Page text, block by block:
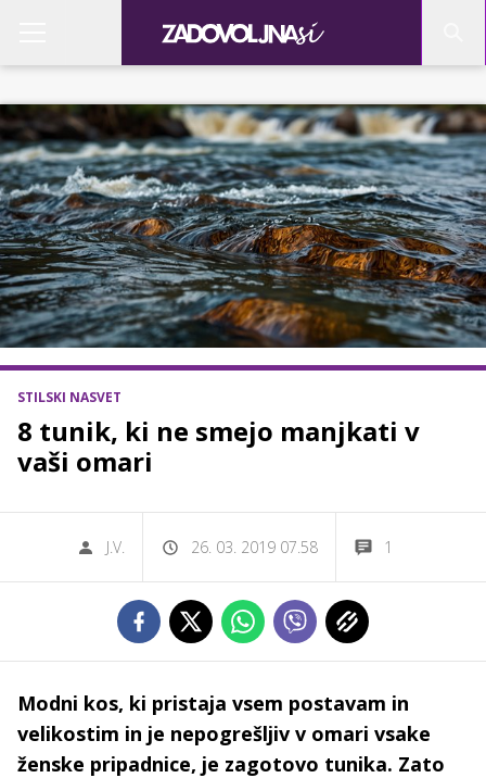
STILSKI NASVET
8 tunik, ki ne smejo manjkati v
vaši omari
J.V. 26. 03. 2019 07.58 1
Modni kos, ki pristaja vsem postavam in
velikostim in je nepogrešljiv v omari vsake
ženske pripadnice, je zagotovo tunika. Zato